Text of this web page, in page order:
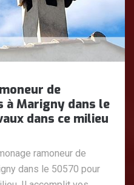
de
à Marigny dans le
dans ce milieu
ramoneur de
dans le 50570 pour